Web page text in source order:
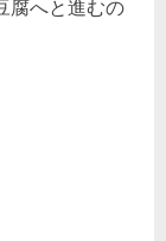
腐へと進むの